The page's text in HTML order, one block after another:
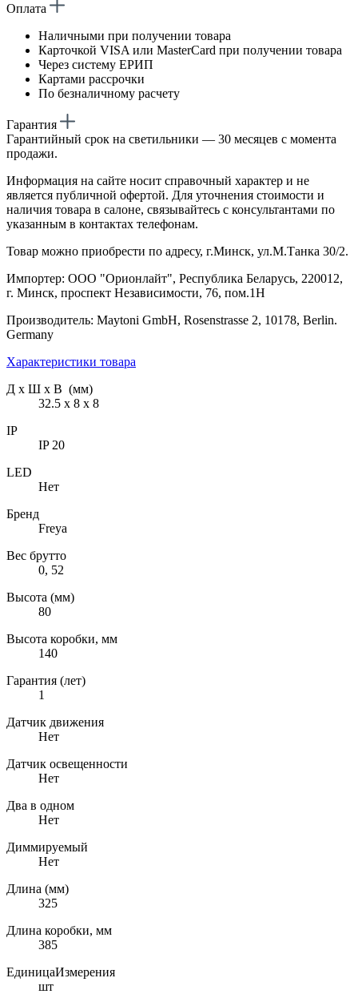
Оплата
Наличными при получении товара
Карточкой VISA или MasterCard при получении товара
Через систему ЕРИП
Картами рассрочки
По безналичному расчету
Гарантия
Гарантийный срок на светильники — 30 месяцев с момента
продажи.
Информация на сайте носит справочный характер и не
является публичной офертой. Для уточнения стоимости и
наличия товара в салоне, связывайтесь с консультантами по
указанным в контактах телефонам.
Товар можно приобрести по адресу, г.Минск, ул.М.Танка 30/2.
Импортер: ООО "Орионлайт", Республика Беларусь, 220012,
г. Минск, проспект Независимости, 76, пом.1Н
Производитель: Maytoni GmbH, Rosenstrasse 2, 10178, Berlin.
Germany
Характеристики товара
Д х Ш х В (мм)
32.5 х 8 х 8
IP
IP 20
LED
Нет
Бренд
Freya
Вес брутто
0, 52
Высота (мм)
80
Высота коробки, мм
140
Гарантия (лет)
1
Датчик движения
Нет
Датчик освещенности
Нет
Два в одном
Нет
Диммируемый
Нет
Длина (мм)
325
Длина коробки, мм
385
ЕдиницаИзмерения
шт